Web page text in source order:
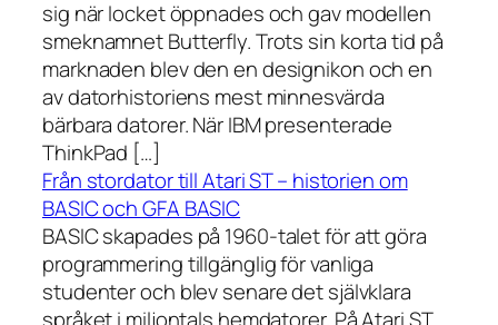
sig när locket öppnades och gav modellen
smeknamnet Butterfly. Trots sin korta tid på
marknaden blev den en designikon och en
av datorhistoriens mest minnesvärda
bärbara datorer. När IBM presenterade
ThinkPad […]
Från stordator till Atari ST – historien om
BASIC och GFA BASIC
BASIC skapades på 1960-talet för att göra
programmering tillgänglig för vanliga
studenter och blev senare det självklara